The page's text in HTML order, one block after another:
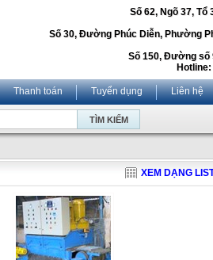
Số 62, Ngõ 37, Tổ
Số 30, Đường Phúc Diễn, Phường
Số 150, Đường số
Hotline:
Thanh toán Tuyển dụng Liên hệ
XEM DẠNG